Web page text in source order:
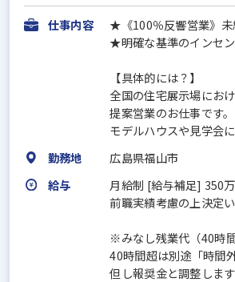
仕事内容
★《100％反響営業》未
★明確な基準のインセン
【具体的には？】
全国の住宅展示場にお
提案営業のお仕事です。
モデルハウスや見学会
勤務地
広島県福山市
給与
月給制 [給与補足] 350
前職実績考慮の上決定い
※みなし残業代（40時
40時間超は別途「時間
但し報奨金と調整します